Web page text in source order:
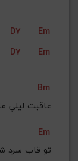
D7
Em
D7 Em
Bm
عاقبت لیلیِ
Em
تو قاب سرد